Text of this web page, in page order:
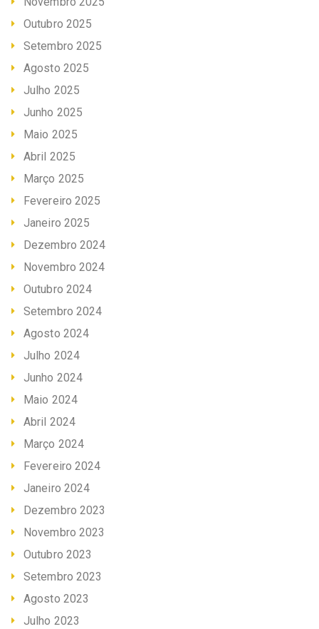
Outubro 2025
Setembro 2025
Agosto 2025
Julho 2025
Junho 2025
Maio 2025
Abril 2025
Março 2025
Fevereiro 2025
Janeiro 2025
Dezembro 2024
Novembro 2024
Outubro 2024
Setembro 2024
Agosto 2024
Julho 2024
Junho 2024
Maio 2024
Abril 2024
Março 2024
Fevereiro 2024
Janeiro 2024
Dezembro 2023
Novembro 2023
Outubro 2023
Setembro 2023
Agosto 2023
Julho 2023